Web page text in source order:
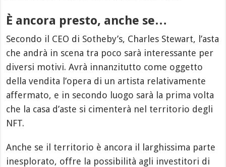
È ancora presto, anche se…
Secondo il CEO di Sotheby’s, Charles Stewart, l’asta
che andrà in scena tra poco sarà interessante per
diversi motivi. Avrà innanzitutto come oggetto
della vendita l’opera di un artista relativamente
affermato, e in secondo luogo sarà la prima volta
che la casa d’aste si cimenterà nel territorio degli
NFT.
Anche se il territorio è ancora il larghissima parte
inesplorato, offre la possibilità agli investitori di